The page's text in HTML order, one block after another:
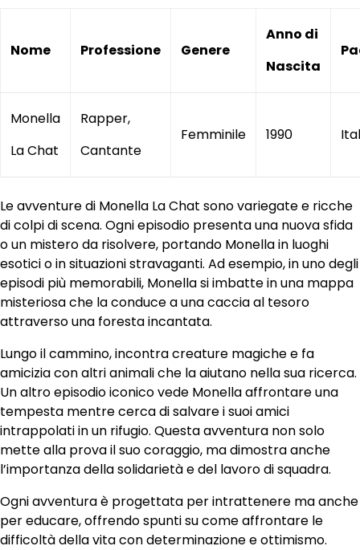
Nome Professione Genere
Anno di
Nascita
Monella
La Chat
Rapper,
Cantante
Femminile 1990
Le avventure di Monella La Chat sono variegate e ricche
di colpi di scena. Ogni episodio presenta una nuova sfida
o un mistero da risolvere, portando Monella in luoghi
esotici o in situazioni stravaganti. Ad esempio, in uno degli
episodi più memorabili, Monella si imbatte in una mappa
misteriosa che la conduce a una caccia al tesoro
attraverso una foresta incantata.
Lungo il cammino, incontra creature magiche e fa
amicizia con altri animali che la aiutano nella sua ricerca.
Un altro episodio iconico vede Monella affrontare una
tempesta mentre cerca di salvare i suoi amici
intrappolati in un rifugio. Questa avventura non solo
mette alla prova il suo coraggio, ma dimostra anche
l’importanza della solidarietà e del lavoro di squadra.
Ogni avventura è progettata per intrattenere ma anche
per educare, offrendo spunti su come affrontare le
difficoltà della vita con determinazione e ottimismo.